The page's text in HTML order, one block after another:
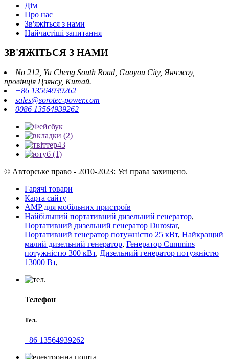
Дім
Про нас
Зв'яжіться з нами
Найчастіші запитання
ЗВ'ЯЖІТЬСЯ З НАМИ
No 212, Yu Cheng South Road, Gaoyou City, Янчжоу,
провінція Цзянсу, Китай.
+86 13564939262
sales@sorotec-power.com
0086 13564939262
© Авторське право - 2010-2023: Усі права захищено.
Гарячі товари
Карта сайту
AMP для мобільних пристроїв
Найбільший портативний дизельний генератор,
Портативний дизельний генератор Durostar,
Портативний генератор потужністю 25 кВт, Найкращий
малий дизельний генератор, Генератор Cummins
потужністю 300 кВт, Дизельний генератор потужністю
13000 Вт,
Телефон
Тел.
+86 13564939262